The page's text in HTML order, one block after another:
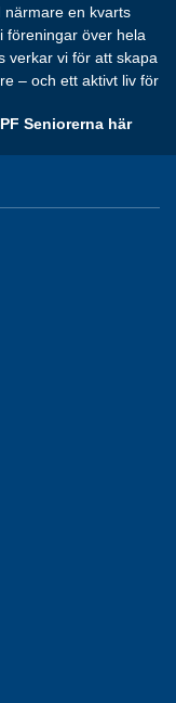
närmare en kvarts
föreningar över hela
verkar vi för att skapa
– och ett aktivt liv för
Seniorerna här